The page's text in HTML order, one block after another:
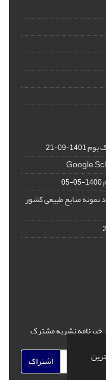
بوم1401-09-21
1400-05-05
منابع طبیعی کشور
خبرنامه نشریه مشترک
اشتراک